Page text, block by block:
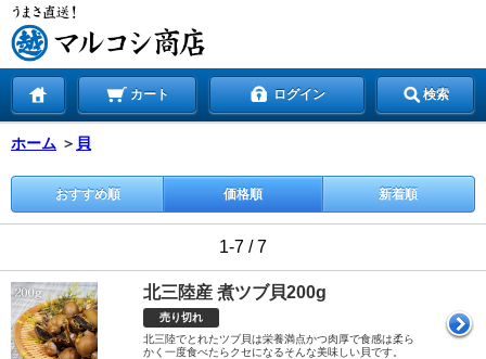
カート ログイン 検索
ホーム ＞ 貝
おすすめ順 価格順 新着順
1-7 / 7
北三陸産 煮ツブ貝200g
売り切れ
北三陸でとれたツブ貝は栄養満点かつ肉厚で食感は柔ら
かく一度食べたらクセになるそんな美味しい貝です。